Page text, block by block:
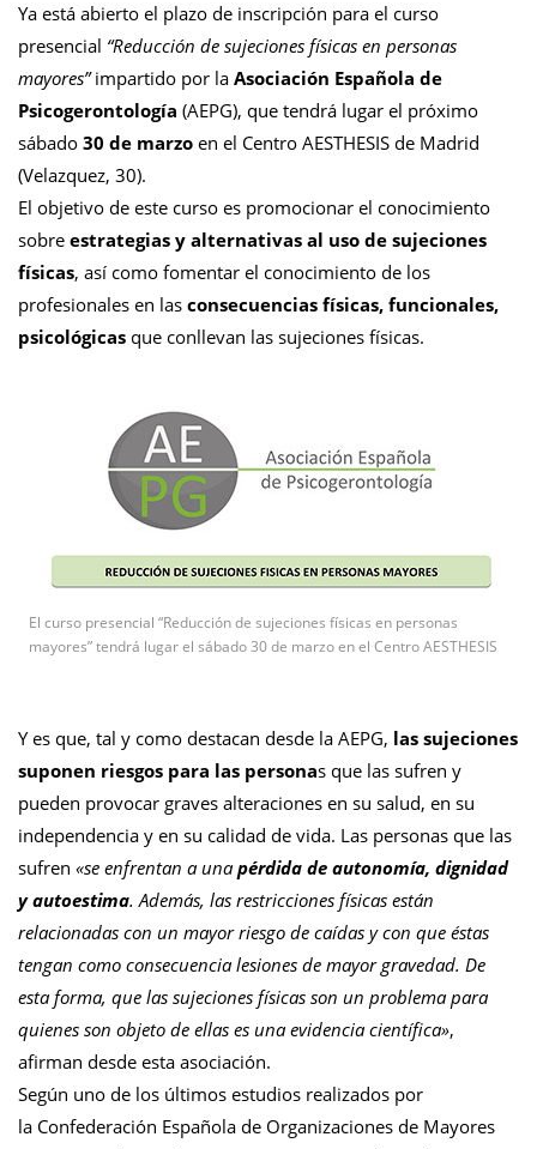
Ya está abierto el plazo de inscripción para el curso
presencial “Reducción de sujeciones físicas en personas
mayores”impartido por la Asociación Española de
Psicogerontología (AEPG), que tendrá lugar el próximo
sábado 30 de marzo en el Centro AESTHESIS de Madrid
(Velazquez, 30).
El objetivo de este curso es promocionar el conocimiento
sobre estrategias y alternativas al uso de sujeciones
físicas, así como fomentar el conocimiento de los
profesionales en las consecuencias físicas, funcionales,
psicológicas que conllevan las sujeciones físicas.
El curso presencial “Reducción de sujeciones físicas en personas
mayores” tendrá lugar el sábado 30 de marzo en el Centro AESTHESIS
Y es que, tal y como destacan desde la AEPG, las sujeciones
suponen riesgos para las personas que las sufren y
pueden provocar graves alteraciones en su salud, en su
independencia y en su calidad de vida. Las personas que las
sufren «se enfrentan a unapérdida de autonomía, dignidad
y autoestima. Además, las restricciones físicas están
relacionadas con un mayor riesgo de caídas y con que éstas
tengan como consecuencia lesiones de mayor gravedad. De
esta forma, que las sujeciones físicas son un problema para
quienes son objeto de ellas es una evidencia científica»,
afirman desde esta asociación.
Según uno de los últimos estudios realizados por
la Confederación Española de Organizaciones de Mayores